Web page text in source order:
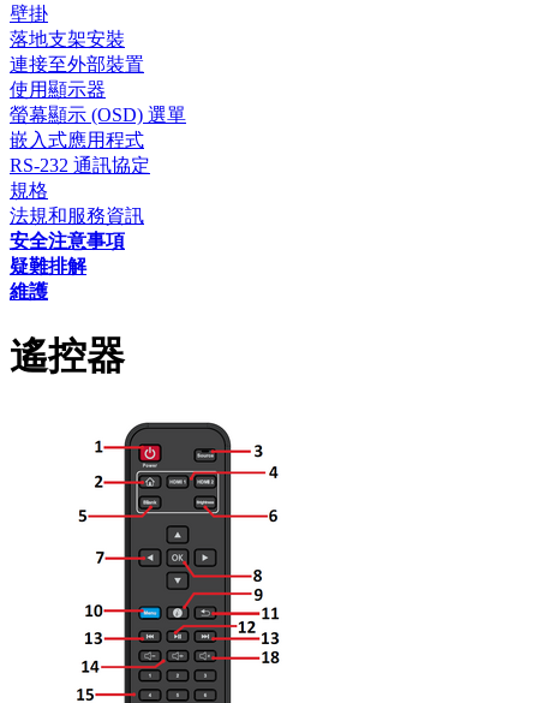
壁掛
落地支架安裝
連接至外部裝置
使用顯示器
螢幕顯示 (OSD) 選單
嵌入式應用程式
RS-232 通訊協定
規格
法規和服務資訊
安全注意事項
疑難排解
維護
遙控器